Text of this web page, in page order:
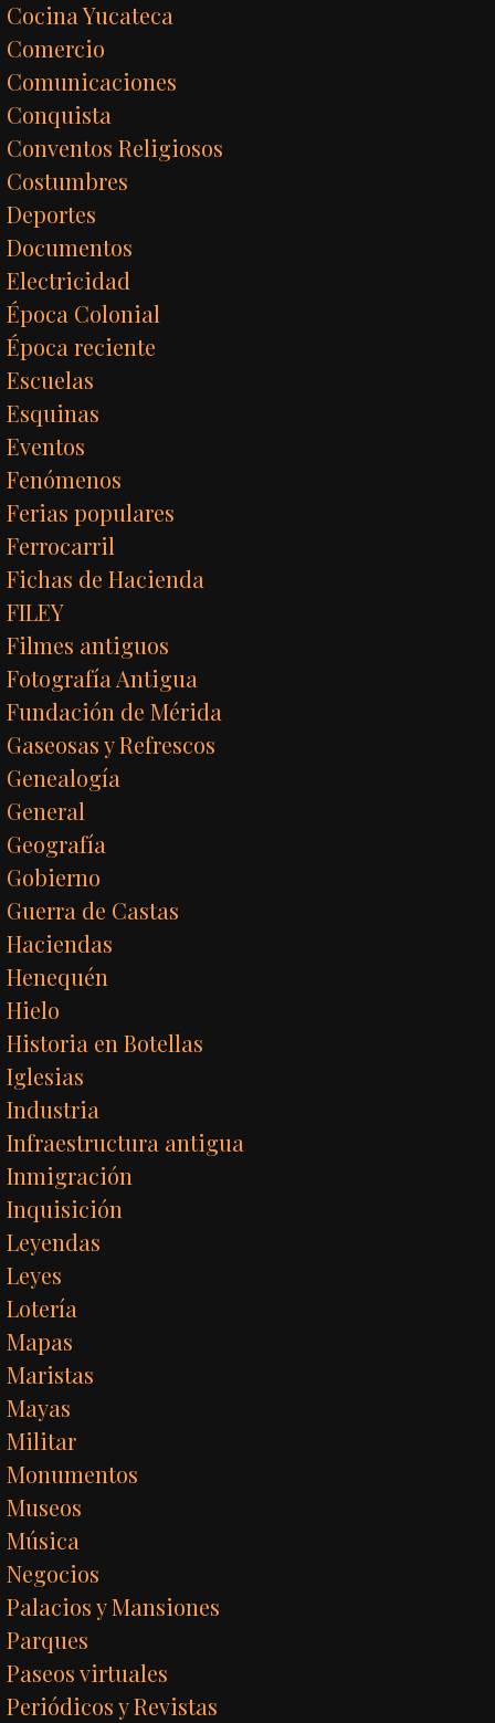
Cocina Yucateca
Comercio
Comunicaciones
Conquista
Conventos Religiosos
Costumbres
Deportes
Documentos
Electricidad
Época Colonial
Época reciente
Escuelas
Esquinas
Eventos
Fenómenos
Ferias populares
Ferrocarril
Fichas de Hacienda
FILEY
Filmes antiguos
Fotografía Antigua
Fundación de Mérida
Gaseosas y Refrescos
Genealogía
General
Geografía
Gobierno
Guerra de Castas
Haciendas
Henequén
Hielo
Historia en Botellas
Iglesias
Industria
Infraestructura antigua
Inmigración
Inquisición
Leyendas
Leyes
Lotería
Mapas
Maristas
Mayas
Militar
Monumentos
Museos
Música
Negocios
Palacios y Mansiones
Parques
Paseos virtuales
Periódicos y Revistas